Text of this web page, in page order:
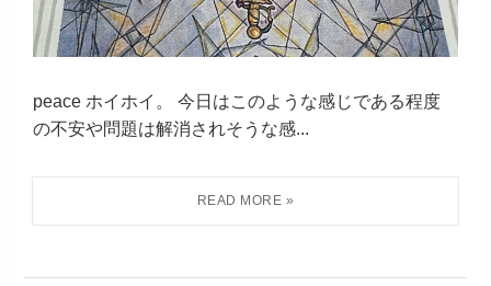
peace ホイホイ。 今日はこのような感じである程度
の不安や問題は解消されそうな感...